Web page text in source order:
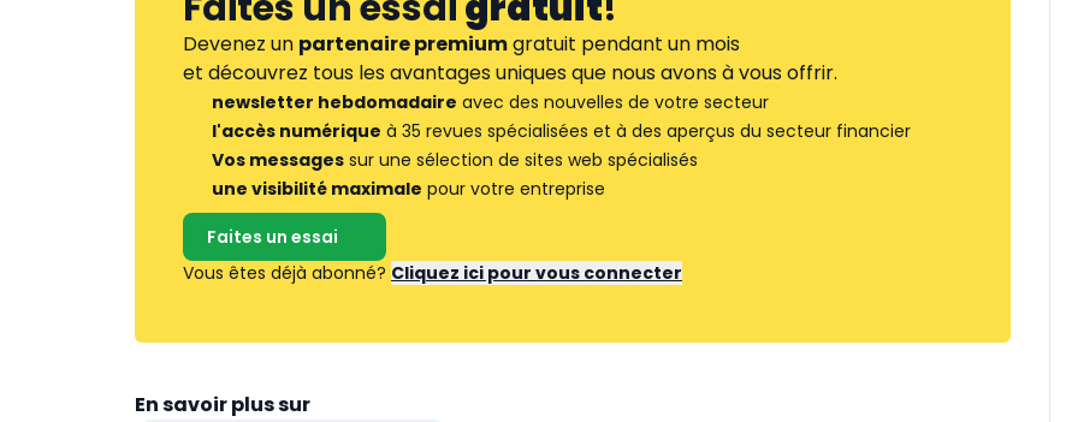
Devenez un partenaire premiumgratuit pendant un mois
et découvrez tous les avantages uniques que nous avons à vous offrir.
newsletter hebdomadaire avec des nouvelles de votre secteur
l'accès numérique à 35 revues spécialisées et à des aperçus du secteur financier
Vos messages sur une sélection de sites web spécialisés
une visibilité maximale pour votre entreprise
Faites un essai
Vous êtes déjà abonné? Cliquez ici pour vous connecter
En savoir plus sur